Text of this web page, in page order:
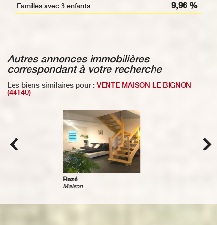
Familles avec 3 enfants 9,96 %
autres annonces immobilières
correspondant à votre recherche
Les biens similaires pour : VENTE MAISON LE BIGNON
(44140)
Bouguenais
Maison